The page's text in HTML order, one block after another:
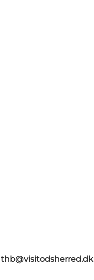
thb@visitodsherred.dk